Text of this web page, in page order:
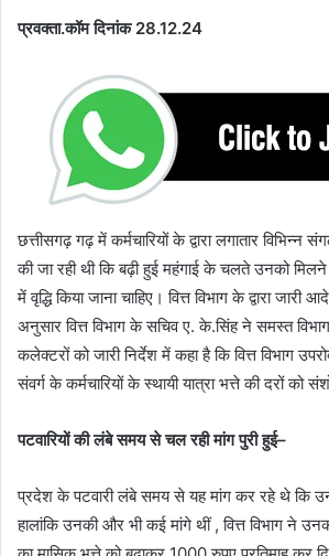
प्रवक्ता.कॉम दिनांक 28.12.24
छत्तीसगढ़ गढ़ में कर्मचारियों के द्वारा लगातार विभिन्न
की जा रही थी कि बढ़ी हुई महंगाई के चलते उनको मिलने
में वृद्धि किया जाना चाहिए। वित्त विभाग के द्वारा
अनुसार वित्त विभाग के सचिव ए. के.सिंह ने समस्त
कलेक्टरों को जारी निर्देश में कहा है कि वित्त विभाग
संवर्ग के कर्मचारियों के स्थायी यात्रा भत्ते की दरों को
पटवारियों की लंबे समय से चल रही मांग पुरी हुई–
प्रदेश के पटवारी लंबे समय से यह मांग कर रहे थे कि
हालांकि उनकी और भी कई मांगे थीं , वित्त विभाग ने